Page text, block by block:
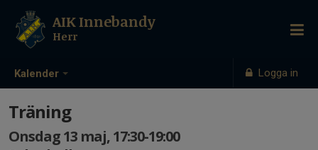
Kalender Logga in
AIK Innebandy
Herr
Träning
Onsdag 13 maj, 17:30-19:00